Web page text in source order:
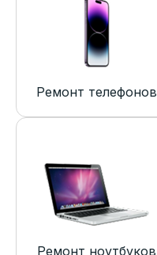
Ремонт телефонов
Ремонт ноутбуков